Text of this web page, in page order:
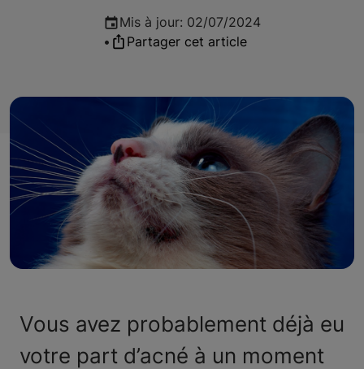
Mis à jour: 02/07/2024
•
Partager cet article
Vous avez probablement déjà eu
votre part d’acné à un moment